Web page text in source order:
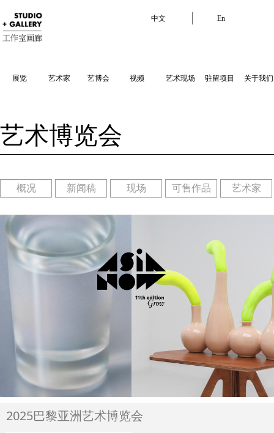
展览 艺术家 艺博会 视频 艺术现场 驻留项目 关于我们
中文 En
艺术博览会
概况 新闻稿 现场 可售作品 艺术家
2025巴黎亚洲艺术博览会